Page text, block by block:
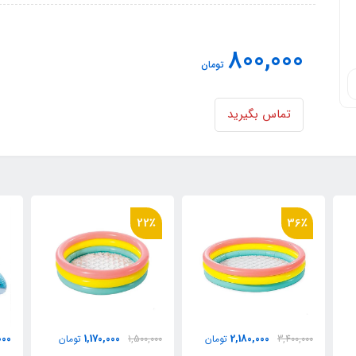
800,000 تومان
تماس بگیرید
1,500,000
1,170,000
12,800,000 تومان